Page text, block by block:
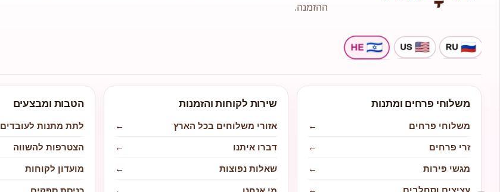
ההזמנה.
משלוחי פרחים ומתנות
משלוחי פרחים
←
זרי פרחים
←
מגשי פירות
←
שירות לקוחות והזמנות
אזורי משלוחים בכל הארץ
←
דברו איתנו
←
שאלות נפוצות
←
הטבות ומבצעים
לתת מתנות לעובדים
הצטרפות להשווה
מועדון לקוחות